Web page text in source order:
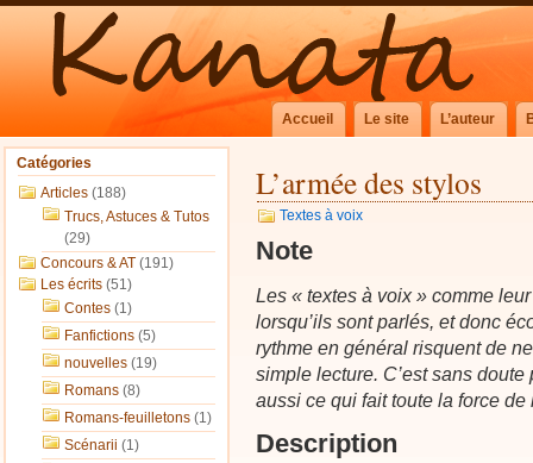
Accueil Le site L’auteur
Catégories
Articles (188)
Trucs, Astuces & Tutos
(29)
Concours & AT (191)
Les écrits (51)
Contes (1)
Fanfictions (5)
nouvelles (19)
Romans (8)
Romans-feuilletons (1)
Scénarii (1)
L’armée des stylos
Textes à voix
Note
Les « textes à voix » comme
lorsqu’ils sont parlés, et donc
rythme en général risquent de
simple lecture. C’est sans
aussi ce qui fait toute la force
Description